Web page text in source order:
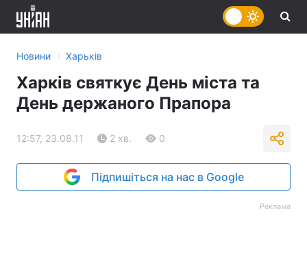
Новини › Харьків
Харків святкує День міста та
День держаного Прапора
12:57, 23.08.11 2 хв. 0
Підпишіться на нас в Google
Реклама